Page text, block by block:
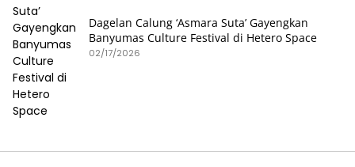
Dagelan Calung ‘Asmara Suta’ Gayengkan
Banyumas Culture Festival di Hetero Space
02/17/2026